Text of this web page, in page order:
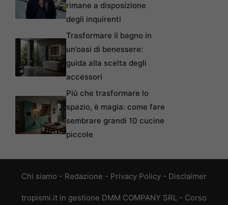
rimane a disposizione
degli inquirenti
Trasformare il bagno in
un’oasi di benessere:
guida alla scelta degli
accessori
Più che trasformare lo
spazio, è magia: come fare
sembrare grandi 10 cucine
piccole
Chi siamo - Redazione - Privacy Policy - Disclaimer
tropismi.it in gestione DMM COMPANY SRL - Corso